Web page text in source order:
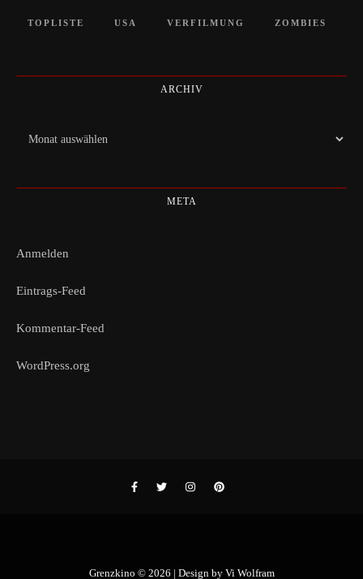
TOPLISTE USA VERFILMUNG ZOMBIES
ARCHIV
Archiv
META
Anmelden
Eintrags-Feed
Kommentar-Feed
WordPress.org
Grenzkino © 2026 | Design by Vi Wolfram